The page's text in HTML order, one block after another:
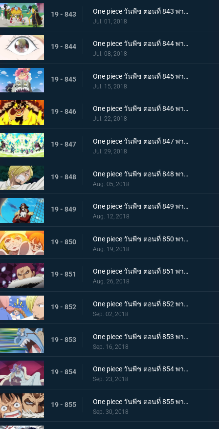
19 - 843 One piece วันพีช ตอนที่ 843 พากย์ไทย ปราสาทพังทลาย พวกลูฟี่เปิดฉากการหนีอีกครั้ง!
Jul. 01, 2018
19 - 844 One piece วันพีช ตอนที่ 844 พากย์ไทย หอกแห่งเอลบัฟ! การโจมตีจากบนฟ้าของบิ๊กมัม!
Jul. 08, 2018
19 - 845 One piece วันพีช ตอนที่ 845 พากย์ไทย การตัดสินใจของพุดดิ้ง! ป่าล่อลวง! ที่อยู่ในกองเพลิง
Jul. 15, 2018
19 - 846 One piece วันพีช ตอนที่ 846 พากย์ไทย สายฟ้าโต้กลับ! นามิและเมฆสายฟ้าซุส!
Jul. 22, 2018
19 - 847 One piece วันพีช ตอนที่ 847 พากย์ไทย เจอกันอีกครั้งโดยบังเอิญ! ซันจิและพุดดิ้งชั่วร้ายที่กำลังตกหลุมรัก!
Jul. 29, 2018
19 - 848 One piece วันพีช ตอนที่ 848 พากย์ไทย ปกป้องซันนี่! การต่อสู้อย่างสุดกำลัง! ช็อปเปอร์และบรู๊ค!
Aug. 05, 2018
19 - 849 One piece วันพีช ตอนที่ 849 พากย์ไทย ก่อนจะย่ำรุ่ง! หัวหน้ากลุ่มผู้พิทักษ์ เปโดร
Aug. 12, 2018
19 - 850 One piece วันพีช ตอนที่ 850 พากย์ไทย ต้องกลับไปแน่นอน การออกเรือโดยมีชีวิตเป็นเดิมพันของลูฟี่!
Aug. 19, 2018
19 - 851 One piece วันพีช ตอนที่ 851 พากย์ไทย ชายผู้มีค่าหัวพันล้าน! 1 ใน 3 ขุนพลสุดแกร่ง คาตาคุริ
Aug. 26, 2018
19 - 852 One piece วันพีช ตอนที่ 852 พากย์ไทย เปิดฉากศึกอันดุเดือด ลูฟี่ ปะทะ คาตาคุริ
Sep. 02, 2018
19 - 853 One piece วันพีช ตอนที่ 853 พากย์ไทย กรีนรูม! นายท้ายเรือไร้พ่าย จินเบ!
Sep. 16, 2018
19 - 854 One piece วันพีช ตอนที่ 854 พากย์ไทย การคุกคามของตัวตุ่น ความนิ่ง และการต่อสู้ของลูฟี่
Sep. 23, 2018
19 - 855 One piece วันพีช ตอนที่ 855 พากย์ไทย ศึกตัดสินที่เดิมพันด้วยชีวิต คาตาคุริเริ่มเกรี้ยวกราด!
Sep. 30, 2018